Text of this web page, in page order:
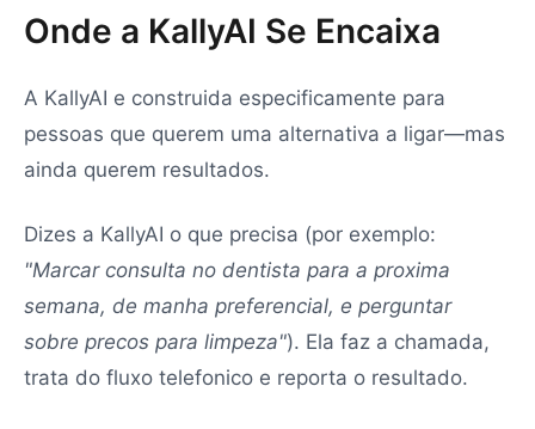
Onde a KallyAI Se Encaixa
A KallyAI e construida especificamente para
pessoas que querem uma alternativa a ligar—mas
ainda querem resultados.
Dizes a KallyAI o que precisa (por exemplo:
"Marcar consulta no dentista para a proxima
semana, de manha preferencial, e perguntar
sobre precos para limpeza"). Ela faz a chamada,
trata do fluxo telefonico e reporta o resultado.